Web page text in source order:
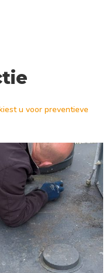
u voor preventieve